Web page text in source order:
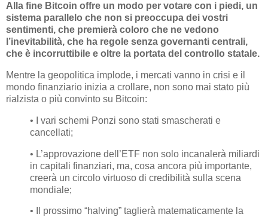
Alla fine Bitcoin offre un modo per votare con i piedi, un
sistema parallelo che non si preoccupa dei vostri
sentimenti, che premierà coloro che ne vedono
l’inevitabilità, che ha regole senza governanti centrali,
che è incorruttibile e oltre la portata del controllo statale.
Mentre la geopolitica implode, i mercati vanno in crisi e il
mondo finanziario inizia a crollare, non sono mai stato più
rialzista o più convinto su Bitcoin:
• I vari schemi Ponzi sono stati smascherati e
cancellati;
• L’approvazione dell’ETF non solo incanalerà miliardi
in capitali finanziari, ma, cosa ancora più importante,
creerà un circolo virtuoso di credibilità sulla scena
mondiale;
• Il prossimo “halving” taglierà matematicamente la